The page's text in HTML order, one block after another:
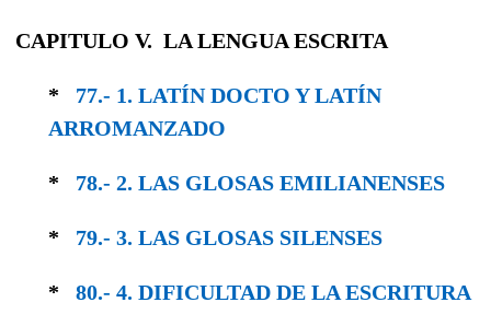
CAPITULO V. LA LENGUA ESCRITA
* 77.- 1. LATÍN DOCTO Y LATÍN
ARROMANZADO
* 78.- 2. LAS GLOSAS EMILIANENSES
* 79.- 3. LAS GLOSAS SILENSES
* 80.- 4. DIFICULTAD DE LA ESCRITURA